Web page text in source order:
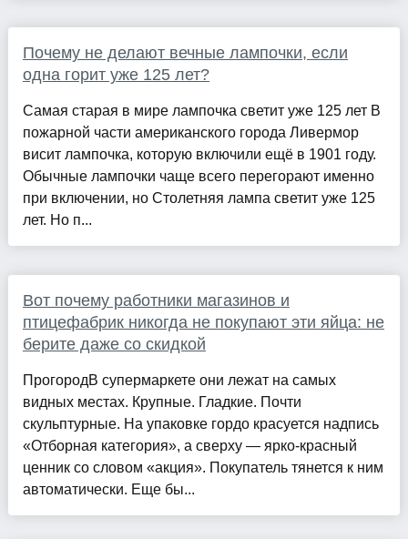
Почему не делают вечные лампочки, если
одна горит уже 125 лет?
Самая старая в мире лампочка светит уже 125 лет В
пожарной части американского города Ливермор
висит лампочка, которую включили ещё в 1901 году.
Обычные лампочки чаще всего перегорают именно
при включении, но Столетняя лампа светит уже 125
лет. Но п...
Вот почему работники магазинов и
птицефабрик никогда не покупают эти яйца: не
берите даже со скидкой
ПрогородВ супермаркете они лежат на самых
видных местах. Крупные. Гладкие. Почти
скульптурные. На упаковке гордо красуется надпись
«Отборная категория», а сверху — ярко-красный
ценник со словом «акция». Покупатель тянется к ним
автоматически. Еще бы...